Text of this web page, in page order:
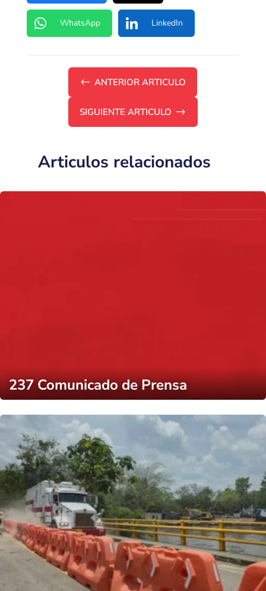
WhatsApp LinkedIn
# ANTERIOR ARTICULO
SIGUIENTE ARTICULO $
Articulos relacionados
237 Comunicado de Prensa